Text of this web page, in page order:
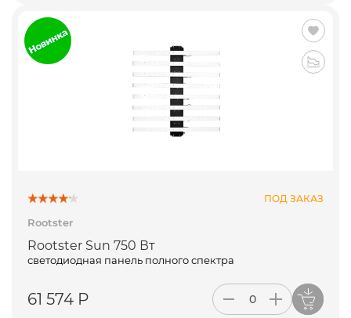
ПОД ЗАКАЗ
Rootster
Rootster Sun 750 Вт
светодиодная панель полного спектра
61 574 Р